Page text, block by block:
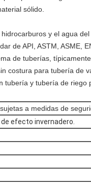
sólido.
y el agua
de API, ASTM, ASME,
de tuberías,
costura para tubería de
tubería y tubería de riego
a medidas de
efecto invernadero.